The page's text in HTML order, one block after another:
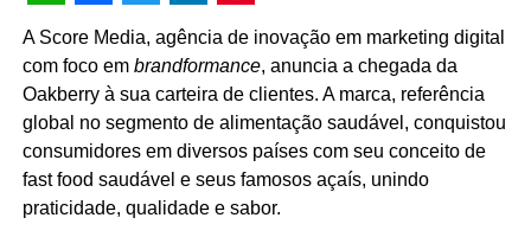
WhatsApp
Facebook
Twitter
LinkedIn
Pinterest
A Score Media, agência de inovação em marketing digital
com foco em brandformance, anuncia a chegada da
Oakberry à sua carteira de clientes. A marca, referência
global no segmento de alimentação saudável, conquistou
consumidores em diversos países com seu conceito de
fast food saudável e seus famosos açaís, unindo
praticidade, qualidade e sabor.